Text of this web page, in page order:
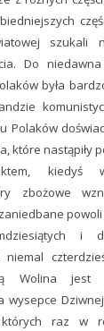
szukali
Do
była
Polaków
które nastąpiły
kiedyś
zbożowe
i
niemal
Wolina jest
wysepce
raz w